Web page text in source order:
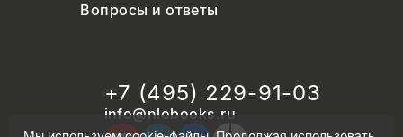
Вопросы и ответы
+7 (495) 229-91-03
info@nlobooks.ru